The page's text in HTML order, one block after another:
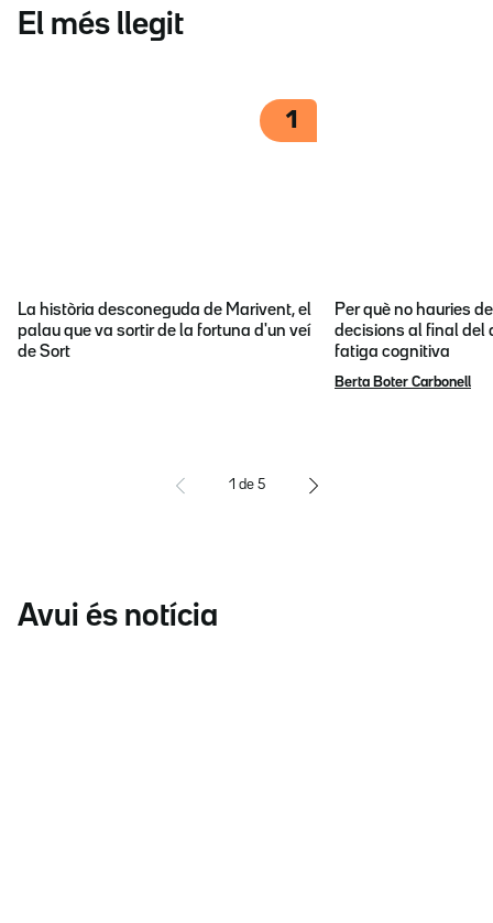
El més llegit
1
La història desconeguda de Marivent, el
palau que va sortir de la fortuna d'un veí
de Sort
Per què no hauries
decisions al final del
fatiga cognitiva
Berta Boter Carbonell
1 de 5
Avui és notícia